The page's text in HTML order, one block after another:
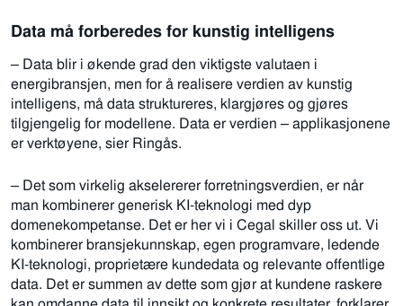
Data må forberedes for kunstig intelligens
– Data blir i økende grad den viktigste valutaen i
energibransjen, men for å realisere verdien av kunstig
intelligens, må data struktureres, klargjøres og gjøres
tilgjengelig for modellene. Data er verdien – applikasjonene
er verktøyene, sier Ringås.
– Det som virkelig akselererer forretningsverdien, er når
man kombinerer generisk KI-teknologi med dyp
domenekompetanse. Det er her vi i Cegal skiller oss ut. Vi
kombinerer bransjekunnskap, egen programvare, ledende
KI-teknologi, proprietære kundedata og relevante offentlige
data. Det er summen av dette som gjør at kundene raskere